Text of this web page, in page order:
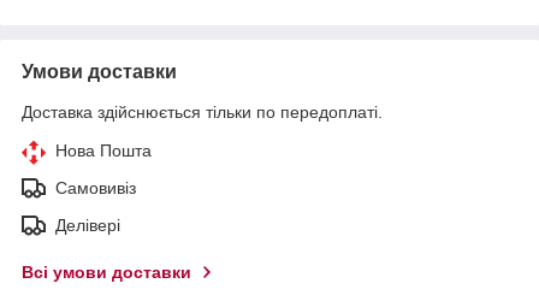
Умови доставки
Доставка здійснюється тільки по передоплаті.
Нова Пошта
Самовивіз
Делівері
Всі умови доставки